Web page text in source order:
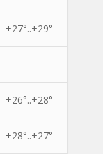
+27°..+29°
+26°..+28°
+28°..+27°